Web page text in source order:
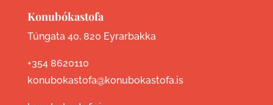
Konubókastofa
Túngata 40, 820 Eyrarbakka
+354 8620110
konubokastofa@konubokastofa.is